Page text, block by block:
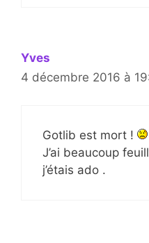
Yves
4 décembre 2016 à
Gotlib est mort !
J’ai beaucoup
j’étais ado .